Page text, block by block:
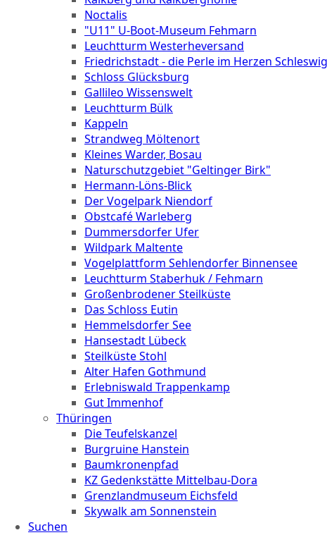
Noctalis
"U11" U-Boot-Museum Fehmarn
Leuchtturm Westerheversand
Friedrichstadt - die Perle im Herzen
Schloss Glücksburg
Gallileo Wissenswelt
Leuchtturm Bülk
Kappeln
Strandweg Möltenort
Kleines Warder, Bosau
Naturschutzgebiet "Geltinger Birk"
Hermann-Löns-Blick
Der Vogelpark Niendorf
Obstcafé Warleberg
Dummersdorfer Ufer
Wildpark Maltente
Vogelplattform Sehlendorfer Binnensee
Leuchtturm Staberhuk / Fehmarn
Großenbrodener Steilküste
Das Schloss Eutin
Hemmelsdorfer See
Hansestadt Lübeck
Steilküste Stohl
Alter Hafen Gothmund
Erlebniswald Trappenkamp
Gut Immenhof
Thüringen
Die Teufelskanzel
Burgruine Hanstein
Baumkronenpfad
KZ Gedenkstätte Mittelbau-Dora
Grenzlandmuseum Eichsfeld
Skywalk am Sonnenstein
Suchen